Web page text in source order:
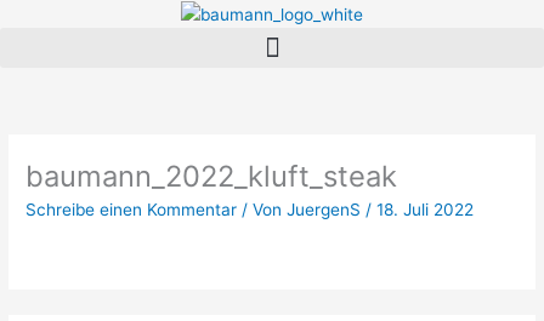
Menü
baumann_2022_kluft_steak
Schreibe einen Kommentar / VonJuergenS/18. Juli 2022